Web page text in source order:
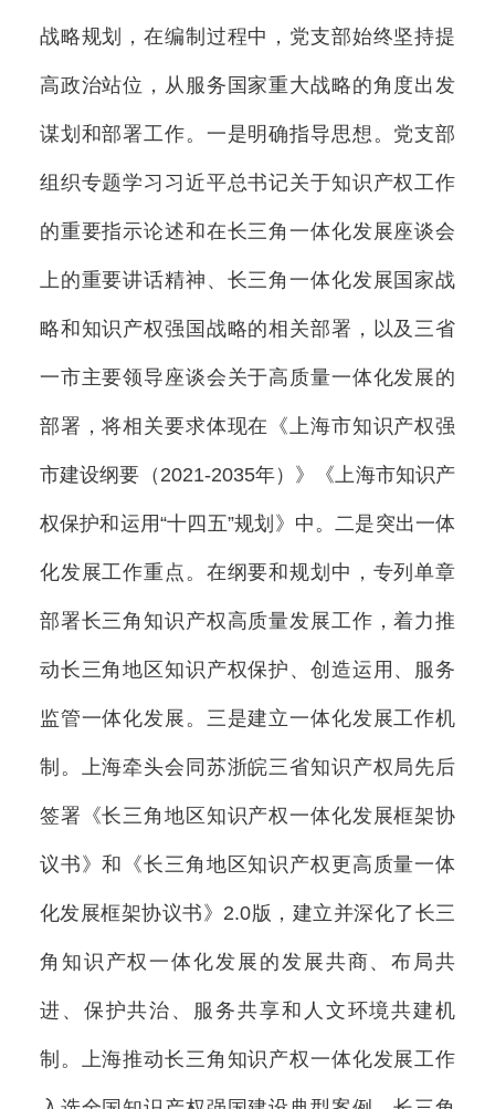
战略规划，在编制过程中，党支部始终坚持提
高政治站位，从服务国家重大战略的角度出发
谋划和部署工作。一是明确指导思想。党支部
组织专题学习习近平总书记关于知识产权工作
的重要指示论述和在长三角一体化发展座谈会
上的重要讲话精神、长三角一体化发展国家战
略和知识产权强国战略的相关部署，以及三省
一市主要领导座谈会关于高质量一体化发展的
部署，将相关要求体现在《上海市知识产权强
市建设纲要（2021-2035年）》《上海市知识产
权保护和运用“十四五”规划》中。二是突出一体
化发展工作重点。在纲要和规划中，专列单章
部署长三角知识产权高质量发展工作，着力推
动长三角地区知识产权保护、创造运用、服务
监管一体化发展。三是建立一体化发展工作机
制。上海牵头会同苏浙皖三省知识产权局先后
签署《长三角地区知识产权一体化发展框架协
议书》和《长三角地区知识产权更高质量一体
化发展框架协议书》2.0版，建立并深化了长三
角知识产权一体化发展的发展共商、布局共
进、保护共治、服务共享和人文环境共建机
制。上海推动长三角知识产权一体化发展工作